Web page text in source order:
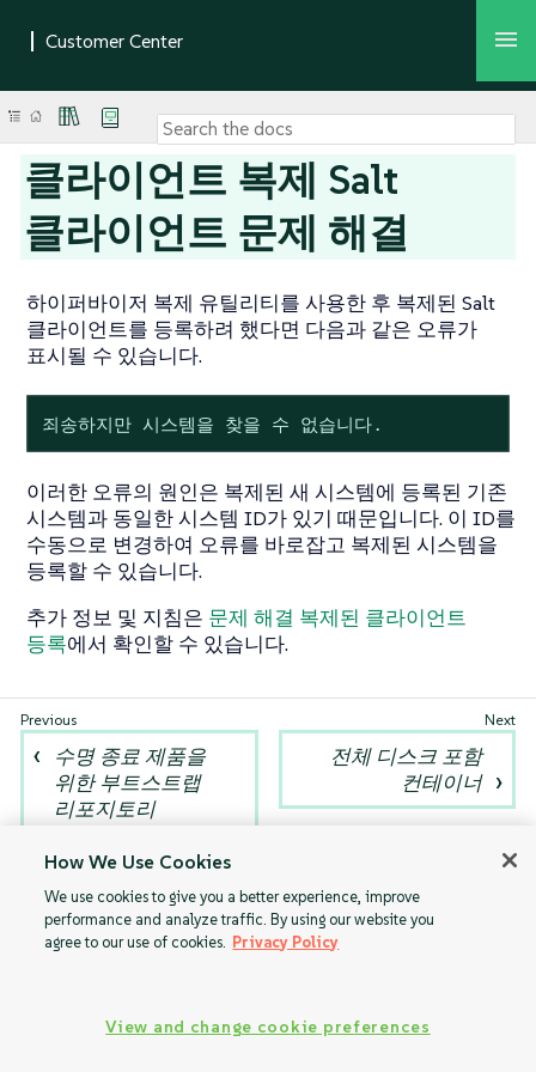
클라이언트 복제 Salt
클라이언트 문제 해결
하이퍼바이저 복제 유틸리티를 사용한 후 복제된 Salt
클라이언트를 등록하려 했다면 다음과 같은 오류가
표시될 수 있습니다.
죄송하지만 시스템을 찾을 수 없습니다.
이러한 오류의 원인은 복제된 새 시스템에 등록된 기존
시스템과 동일한 시스템 ID가 있기 때문입니다. 이 ID를
수동으로 변경하여 오류를 바로잡고 복제된 시스템을
등록할 수 있습니다.
추가 정보 및 지침은 문제 해결 복제된 클라이언트
등록에서 확인할 수 있습니다.
수명 종료 제품을
위한 부트스트랩
리포지토리
전체 디스크 포함
컨테이너
How We Use Cookies
We use cookies to give you a better experience, improve
performance and analyze traffic. By using our website you
agree to our use of cookies. Privacy Policy
View and change cookie preferences